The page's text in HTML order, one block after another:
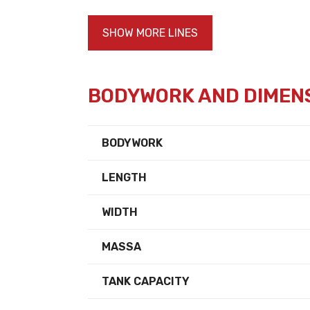
SHOW MORE LINES
BODYWORK AND
BODYWORK
LENGTH
WIDTH
MASSA
TANK CAPACITY